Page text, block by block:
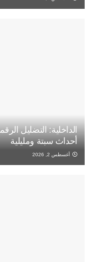
الداخلية: التضليل
أحداث سبتة ومليلية
أغسطس 2, 2026